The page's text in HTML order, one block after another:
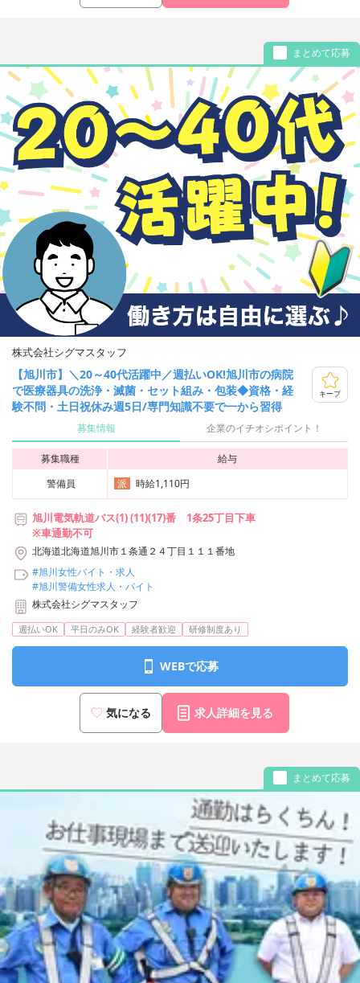
まとめて応募
株式会社シグマスタッフ
【旭川市】＼20～40代活躍中／週払いOK!旭川市の病院
で医療器具の洗浄・滅菌・セット組み・包装◆資格・経
験不問・土日祝休み週5日/専門知識不要で一から習得
キープ
募集情報 企業のイチオシポイント！
募集職種
給与
警備員
派 時給1,110円
旭川電気軌道バス(1) (11)(17)番 1条25丁目下車
※車通勤不可
北海道北海道旭川市１条通２４丁目１１１番地
#旭川女性バイト・求人
#旭川警備女性求人・バイト
株式会社シグマスタッフ
週払いOK 平日のみOK 経験者歓迎 研修制度あり
WEBで応募
気になる 求人詳細を見る
まとめて応募